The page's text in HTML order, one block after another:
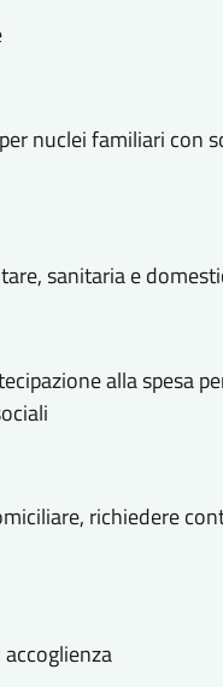
nuclei familiari con
sanitaria e
alla spesa
richiedere